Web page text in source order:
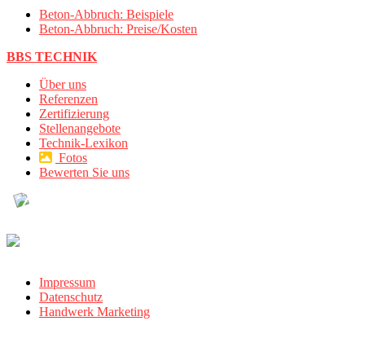
Beton-Abbruch: Beispiele
Beton-Abbruch: Preise/Kosten
BBS TECHNIK
Über uns
Referenzen
Zertifizierung
Stellenangebote
Technik-Lexikon
Fotos
Bewerten Sie uns
Impressum
Datenschutz
Handwerk Marketing